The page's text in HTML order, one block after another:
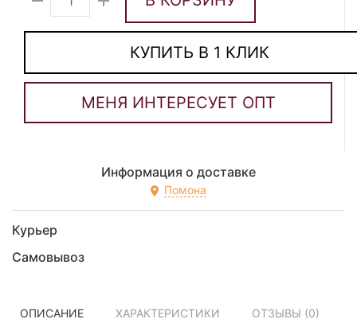
КУПИТЬ В 1 КЛИК
Информация о доставке
Помона
Курьер
Самовывоз
ОПИСАНИЕ ХАРАКТЕРИСТИКИ ОТЗЫВЫ (0)